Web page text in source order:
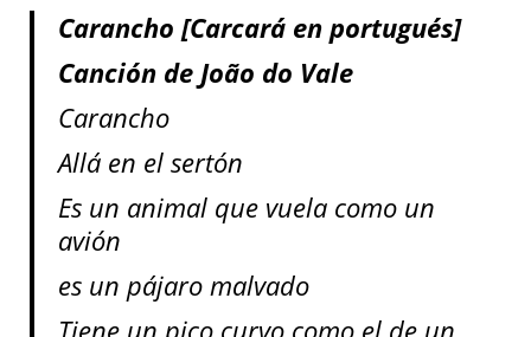
Carancho [Carcará en portugués]
Canción de João do Vale
Carancho
Allá en el sertón
Es un animal que vuela como un
avión
es un pájaro malvado